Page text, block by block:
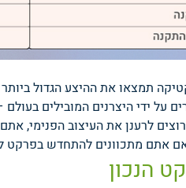
תמצאו את ההיצע הגדול
על ידי היצרנים המובילים
לרענן את העיצוב הפנימי,
הנכון
אתם מתכוונים להתחדש בפרקט